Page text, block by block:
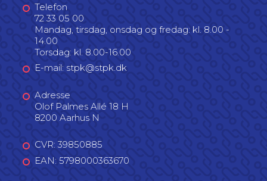
Telefon
72 33 05 00
Mandag, tirsdag, onsdag og fredag: kl. 8.00 -
14.00
Torsdag: kl. 8.00-16.00
E-mail: stpk@stpk.dk
Adresse
Olof Palmes Allé 18 H
8200 Aarhus N
CVR: 39850885
EAN: 5798000363670